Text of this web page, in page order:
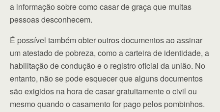
a informação sobre como casar de graça que muitas
pessoas desconhecem.
É possível também obter outros documentos ao assinar
um atestado de pobreza, como a carteira de identidade, a
habilitação de condução e o registro oficial da união. No
entanto, não se pode esquecer que alguns documentos
são exigidos na hora de casar gratuitamente o civil ou
mesmo quando o casamento for pago pelos pombinhos.